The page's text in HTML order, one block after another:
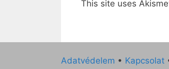
This site uses
Adatvédelem • Kapcsolat